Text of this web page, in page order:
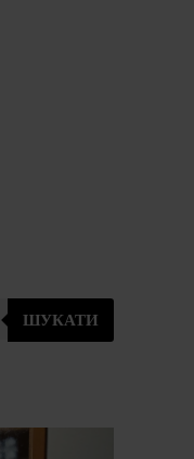
ШУКАТИ